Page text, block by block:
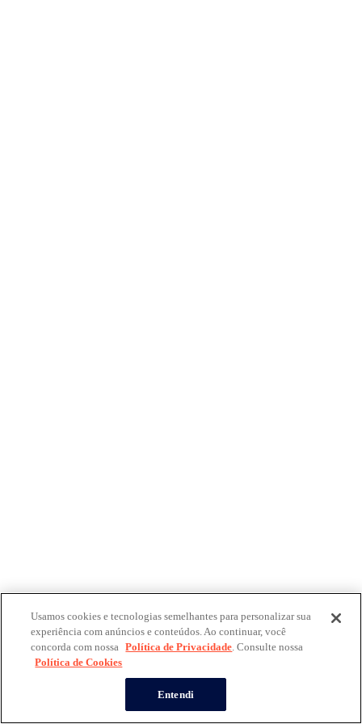
Usamos cookies e tecnologias semelhantes para personalizar sua
experiência com anúncios e conteúdos. Ao continuar, você
concorda com nossa Política de Privacidade. Consulte nossa
Política de Cookies
Entendi